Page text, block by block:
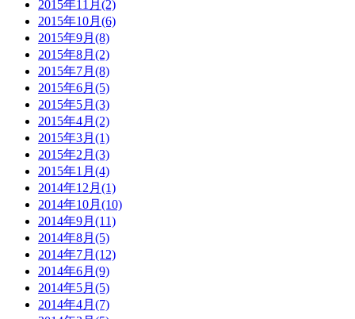
2015年11月(2)
2015年10月(6)
2015年9月(8)
2015年8月(2)
2015年7月(8)
2015年6月(5)
2015年5月(3)
2015年4月(2)
2015年3月(1)
2015年2月(3)
2015年1月(4)
2014年12月(1)
2014年10月(10)
2014年9月(11)
2014年8月(5)
2014年7月(12)
2014年6月(9)
2014年5月(5)
2014年4月(7)